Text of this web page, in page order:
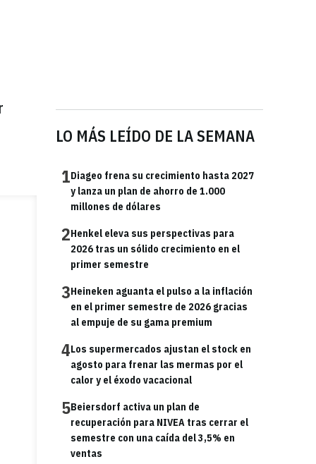
LO MÁS LEÍDO DE LA SEMANA
1Diageo frena su crecimiento hasta 2027
y lanza un plan de ahorro de 1.000
millones de dólares
2Henkel eleva sus perspectivas para
2026 tras un sólido crecimiento en el
primer semestre
3Heineken aguanta el pulso a la inflación
en el primer semestre de 2026 gracias
al empuje de su gama premium
4Los supermercados ajustan el stock en
agosto para frenar las mermas por el
calor y el éxodo vacacional
5Beiersdorf activa un plan de
recuperación para NIVEA tras cerrar el
semestre con una caída del 3,5% en
ventas